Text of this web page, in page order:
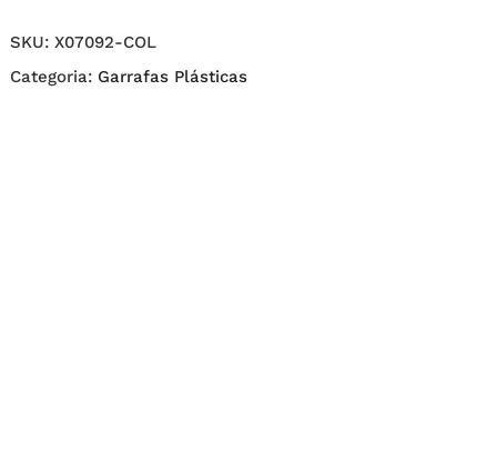
SKU: X07092-COL
Categoria: Garrafas Plásticas